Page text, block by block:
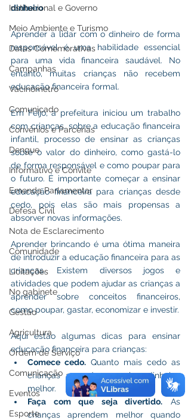
Institucional e Governo
Meio Ambiente e Turismo
Datas Comemorativas
Campanhas
Vacinômetro
Comunicado
Convênios e Parcerias
Dengue
Informativo e Convite
Emenda Parlamentar
Defesa Civil
Nota de Esclarecimento
Comunidade
Licitações
No gabinete
Gestão
Agricultura
Ordem de Serviço
Comunicação
Eventos
Esporte
dinheiro
Aprender a lidar com o dinheiro de forma
responsável é uma habilidade essencial
para uma vida financeira saudável. No
entanto, muitas crianças não recebem
educação financeira formal.
Em Feijó, a prefeitura iniciou um trabalho
com crianças, sobre a educação financeira
infantil, processo de ensinar as crianças
sobre o valor do dinheiro, como gastá-lo
de forma responsável e como poupar para
o futuro. É importante começar a ensinar
educação financeira para crianças desde
cedo, pois elas são mais propensas a
absorver novas informações.
Aprender brincando é uma ótima maneira
de introduzir a educação financeira para as
crianças. Existem diversos jogos e
atividades que podem ajudar as crianças a
aprender sobre conceitos financeiros,
como poupar, gastar, economizar e investir.
Aqui estão algumas dicas para ensinar
educação financeira para crianças:
Comece cedo. Quanto mais cedo as
crianças aprenderem sobre dinheiro,
melhor.
Faça com que seja divertido. As
crianças aprendem melhor quando